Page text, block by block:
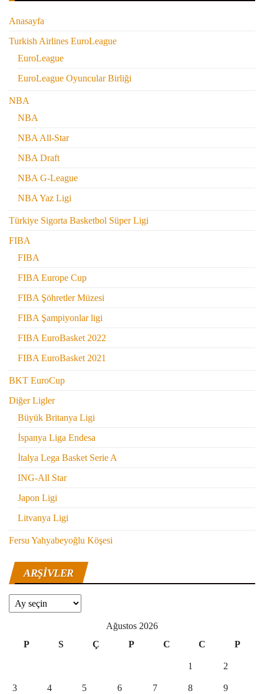
Anasayfa
Turkish Airlines EuroLeague
EuroLeague
EuroLeague Oyuncular Birliği
NBA
NBA
NBA All-Star
NBA Draft
NBA G-League
NBA Yaz Ligi
Türkiye Sigorta Basketbol Süper Ligi
FIBA
FIBA
FIBA Europe Cup
FIBA Şöhretler Müzesi
FIBA Şampiyonlar ligi
FIBA EuroBasket 2022
FIBA EuroBasket 2021
BKT EuroCup
Diğer Ligler
Büyük Britanya Ligi
İspanya Liga Endesa
İtalya Lega Basket Serie A
ING-All Star
Japon Ligi
Litvanya Ligi
Fersu Yahyabeyoğlu Köşesi
ARŞIVLER
Arşivler
Ağustos 2026
P
S Ç P C C P
1 2
3 4 5 6 7 8 9